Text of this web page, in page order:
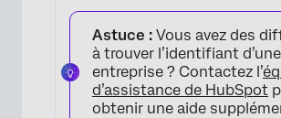
Astuce : Vous avez des
à trouver l’identifiant d’une
entreprise ? Contactez l’
d’assistance de HubSpot
obtenir une aide